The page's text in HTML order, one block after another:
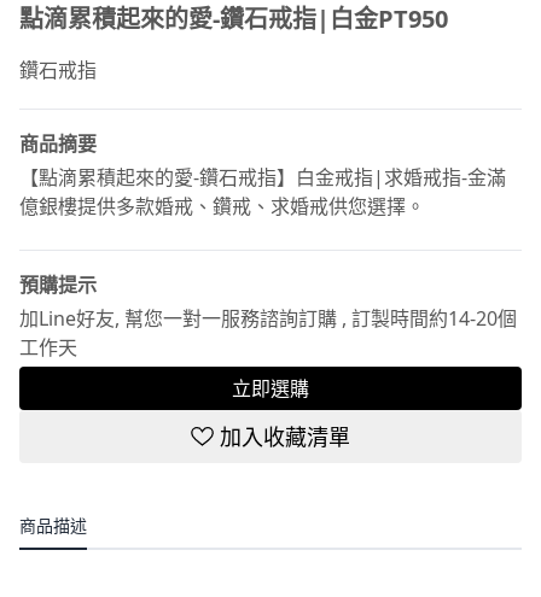
點滴累積起來的愛-鑽石戒指|白金PT950
鑽石戒指
商品摘要
【點滴累積起來的愛-鑽石戒指】白金戒指|求婚戒指-金滿
億銀樓提供多款婚戒、鑽戒、求婚戒供您選擇。
預購提示
加Line好友, 幫您一對一服務諮詢訂購 , 訂製時間約14-20個
工作天
立即選購
加入收藏清單
商品描述